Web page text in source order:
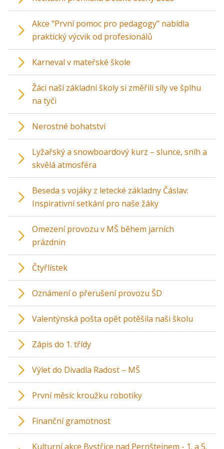
Akce "První pomoc pro pedagogy" nabídla
praktický výcvik od profesionálů
Karneval v mateřské škole
Žáci naší základní školy si změřili síly ve šplhu
na tyči
Nerostné bohatství
Lyžařský a snowboardový kurz – slunce, sníh a
skvělá atmosféra
Beseda s vojáky z letecké základny Čáslav:
Inspirativní setkání pro naše žáky
Omezení provozu v MŠ během jarních
prázdnin
Čtyřlístek
Oznámení o přerušení provozu ŠD
Valentýnská pošta opět potěšila naši školu
Zápis do 1. třídy
Výlet do Divadla Radost – MŠ
První měsíc kroužku robotiky
Finanční gramotnost
Kulturní akce Bystřice nad Pernštejnem - 1. a 5.